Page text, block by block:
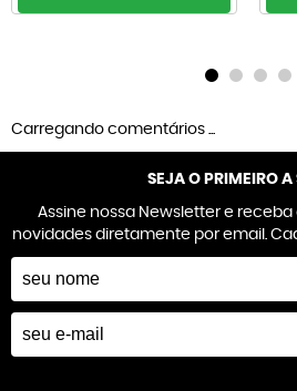
Carregando comentários ...
SEJA O PRIMEIRO A
Assine nossa Newsletter e
novidades diretamente por email.